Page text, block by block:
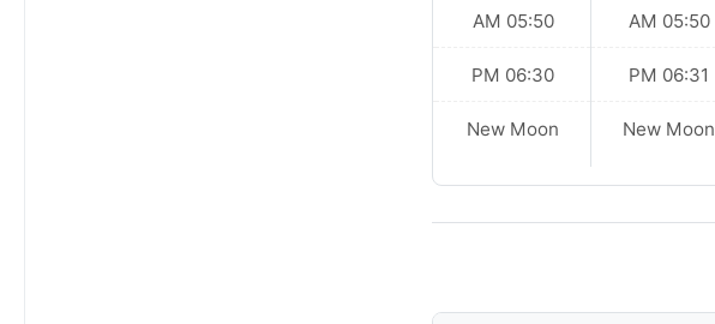
05:50 AM
06:31 PM
New Moon
05:50 AM
06:30 PM
New Moon